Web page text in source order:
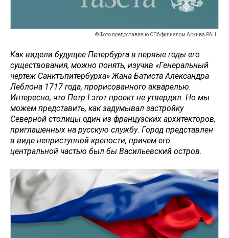
© Фото предоставлено СПб филиалом Архива РАН
Как видели будущее Петербурга в первые годы его
существования, можно понять, изучив «Генеральный
чертеж Санктъпитербурха» Жана Батиста Александра
Леблона 1717 года, прорисованного акварелью.
Интересно, что Петр I этот проект не утвердил. Но мы
можем представить, как задумывал застройку
Северной столицы один из французских архитекторов,
приглашенных на русскую службу. Город представлен
в виде неприступной крепости, причем его
центральной частью был бы Васильевский остров.